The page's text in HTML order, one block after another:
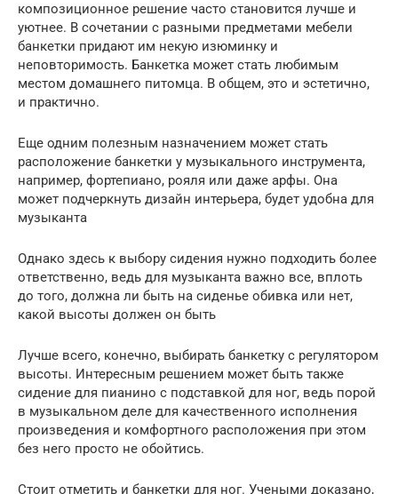
композиционное решение часто становится лучше и
уютнее. В сочетании с разными предметами мебели
банкетки придают им некую изюминку и
неповторимость. Банкетка может стать любимым
местом домашнего питомца. В общем, это и эстетично,
и практично.
Еще одним полезным назначением может стать
расположение банкетки у музыкального инструмента,
например, фортепиано, рояля или даже арфы. Она
может подчеркнуть дизайн интерьера, будет удобна для
музыканта
Однако здесь к выбору сидения нужно подходить более
ответственно, ведь для музыканта важно все, вплоть
до того, должна ли быть на сиденье обивка или нет,
какой высоты должен он быть
Лучше всего, конечно, выбирать банкетку с регулятором
высоты. Интересным решением может быть также
сидение для пианино с подставкой для ног, ведь порой
в музыкальном деле для качественного исполнения
произведения и комфортного расположения при этом
без него просто не обойтись.
Стоит отметить и банкетки для ног. Учеными доказано,